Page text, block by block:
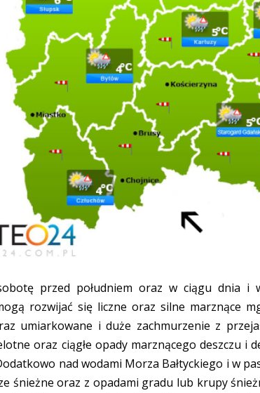
przed południem oraz w ciągu dnia i
rozwijać się liczne oraz silne marznące
umiarkowane i duże zachmurzenie z
oraz ciągłe opady marznącego deszczu i
nad wodami Morza Bałtyckiego i w
śnieżne oraz z opadami gradu lub krupy